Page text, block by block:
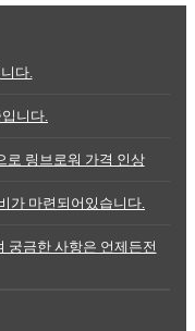
다.
니다.
로 링브로워 가격 인상
가 마련되어있습니다.
궁금한 사항은 언제든전